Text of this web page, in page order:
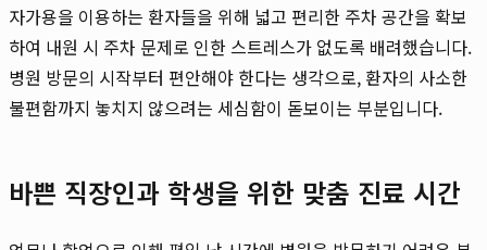
자가용을 이용하는 환자들을 위해 넓고 편리한 주차 공간을 확보
하여 내원 시 주차 문제로 인한 스트레스가 없도록 배려했습니다.
병원 방문의 시작부터 편안해야 한다는 생각으로, 환자의 사소한
불편함까지 놓치지 않으려는 세심함이 돋보이는 부분입니다.
바쁜 직장인과 학생을 위한 맞춤 진료 시간